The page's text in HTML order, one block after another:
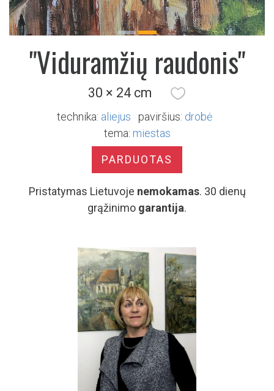
"Viduramžių raudonis"
30 × 24 cm
technika: aliejus paviršius: drobė
tema: miestas
PARDUOTAS
Pristatymas Lietuvoje nemokamas. 30 dienų
grąžinimo garantija.